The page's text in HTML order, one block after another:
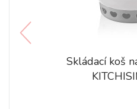
Skládací koš